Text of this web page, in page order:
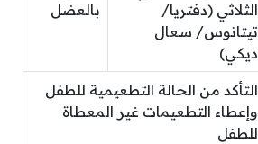
الثلاثي (دفتريا/
تيتانوس/ سعال
ديكي)
بالعضل
التأكد من الحالة التطعيمية للطفل
وإعطاء التطعيمات غير المعطاة
للطفل